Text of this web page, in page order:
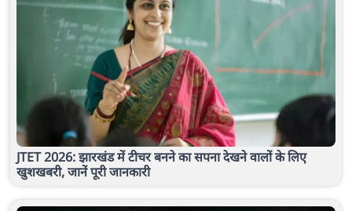
JTET 2026: झारखंड में टीचर बनने का सपना देखने वालों के लिए
खुशखबरी, जानें पूरी जानकारी